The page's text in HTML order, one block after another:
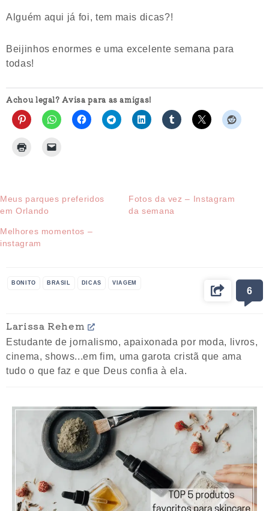
Alguém aqui já foi, tem mais dicas?!
Beijinhos enormes e uma excelente semana para
todas!
Achou legal? Avisa para as amigas!
Meus parques preferidos
em Orlando
Fotos da vez – Instagram
da semana
Melhores momentos –
instagram
BONITO BRASIL DICAS VIAGEM
6
Larissa Rehem
Estudante de jornalismo, apaixonada por moda, livros,
cinema, shows...em fim, uma garota cristã que ama
tudo o que faz e que Deus confia à ela.